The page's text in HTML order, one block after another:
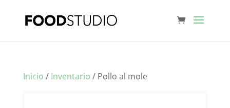
Inicio / Inventario / Pollo al mole